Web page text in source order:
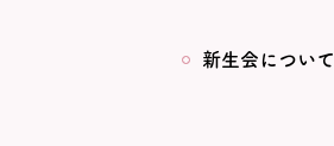
新生会について